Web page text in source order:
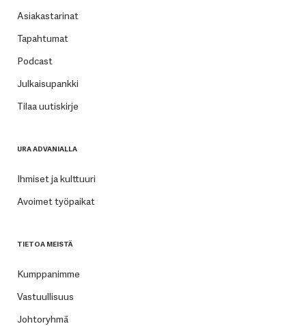
Asiakastarinat
Tapahtumat
Podcast
Julkaisupankki
Tilaa uutiskirje
URA ADVANIALLA
Ihmiset ja kulttuuri
Avoimet työpaikat
TIETOA MEISTÄ
Kumppanimme
Vastuullisuus
Johtoryhmä